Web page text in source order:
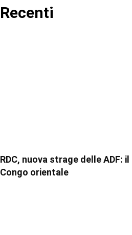
Recenti
RDC, nuova strage delle ADF:
Congo orientale